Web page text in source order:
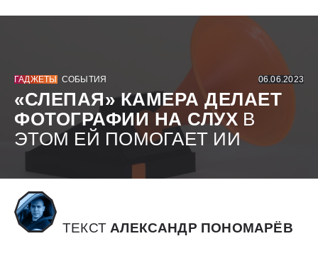
ГАДЖЕТЫ СОБЫТИЯ 06.06.2023
«СЛЕПАЯ» КАМЕРА ДЕЛАЕТ
ФОТОГРАФИИ НА СЛУХ В
ЭТОМ ЕЙ ПОМОГАЕТ ИИ
ТЕКСТ АЛЕКСАНДР ПОНОМАРЁВ